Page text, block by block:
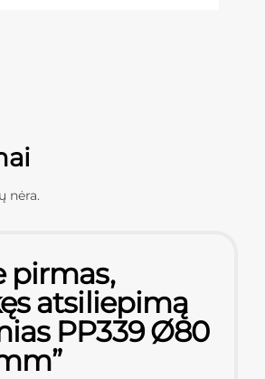
nėra.
pirmas,
atsiliepimą
PP339 Ø80